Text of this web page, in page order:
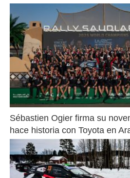
Sébastien Ogier firma su
hace historia con Toyota en